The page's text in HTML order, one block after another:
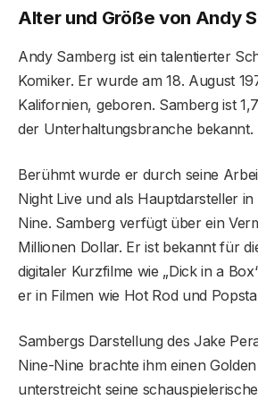
Alter und Größe von Andy
Andy Samberg ist ein talentierter
Komiker. Er wurde am 18. August
Kalifornien, geboren. Samberg ist
der Unterhaltungsbranche bekannt.
Berühmt wurde er durch seine
Night Live und als Hauptdarsteller
Nine. Samberg verfügt über ein
Millionen Dollar. Er ist bekannt für
digitaler Kurzfilme wie „Dick in a
er in Filmen wie Hot Rod und
Sambergs Darstellung des Jake
Nine-Nine brachte ihm einen
unterstreicht seine